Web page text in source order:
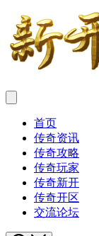
首页
传奇资讯
传奇攻略
传奇玩家
传奇新开
传奇开区
交流论坛